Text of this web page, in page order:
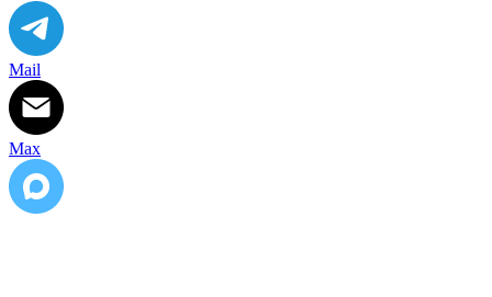
Петербург
Телефон:
(921)313-
33-
62
,
Электронная
почта:
info@lena-
modes.ru
Mail
Max